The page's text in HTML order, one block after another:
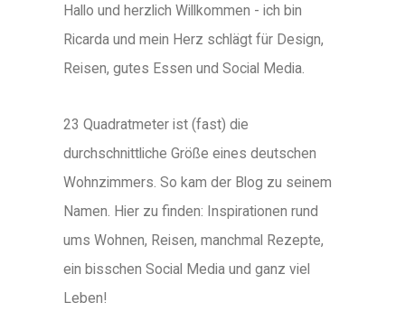
Hallo und herzlich Willkommen - ich bin
Ricarda und mein Herz schlägt für Design,
Reisen, gutes Essen und Social Media.
23 Quadratmeter ist (fast) die
durchschnittliche Größe eines deutschen
Wohnzimmers. So kam der Blog zu seinem
Namen. Hier zu finden: Inspirationen rund
ums Wohnen, Reisen, manchmal Rezepte,
ein bisschen Social Media und ganz viel
Leben!